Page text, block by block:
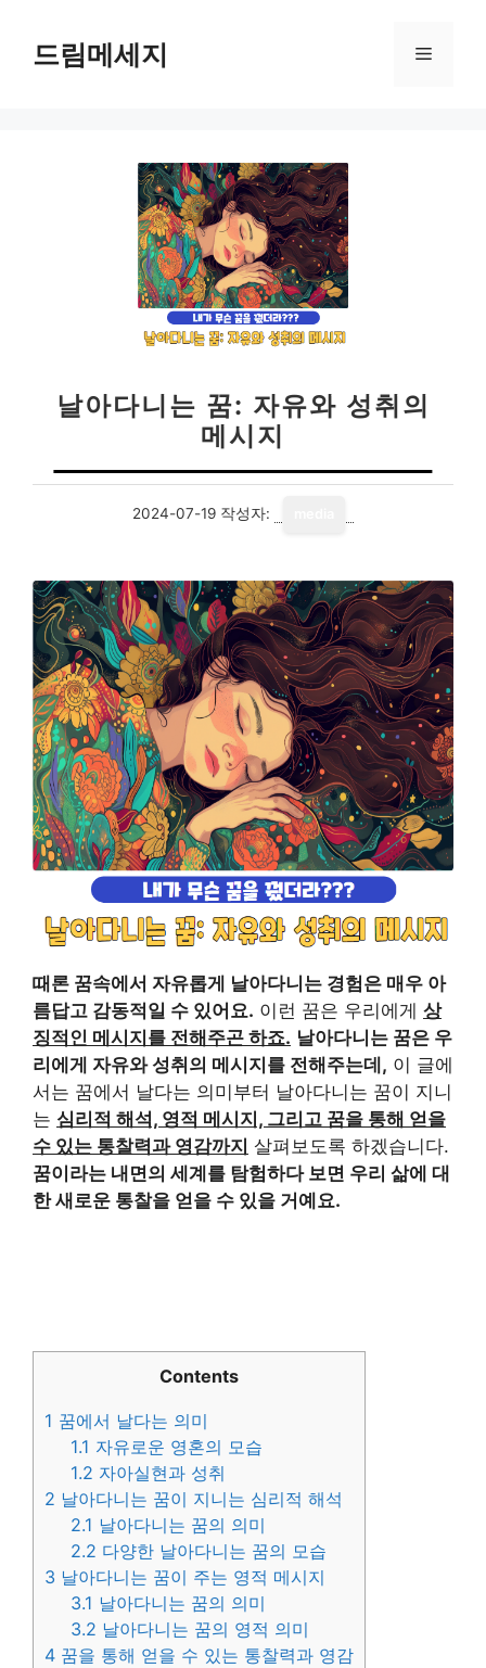
드림메세지 메
날아다니는 꿈: 자유와 성취의
메시지
2024-07-19 작성자:
때론 꿈속에서 자유롭게 날아다니는 경험은 매우 아
름답고 감동적일 수 있어요. 이런 꿈은 우리에게 상
징적인 메시지를 전해주곤 하죠. 날아다니는 꿈은 우
리에게 자유와 성취의 메시지를 전해주는데, 이 글에
서는 꿈에서 날다는 의미부터 날아다니는 꿈이 지니
는 심리적 해석, 영적 메시지, 그리고 꿈을 통해 얻을
수 있는 통찰력과 영감까지 살펴보도록 하겠습니다.
꿈이라는 내면의 세계를 탐험하다 보면 우리 삶에 대
한 새로운 통찰을 얻을 수 있을 거예요.
Contents
1 꿈에서 날다는 의미
1.1 자유로운 영혼의 모습
1.2 자아실현과 성취
2 날아다니는 꿈이 지니는 심리적 해석
2.1 날아다니는 꿈의 의미
2.2 다양한 날아다니는 꿈의 모습
3 날아다니는 꿈이 주는 영적 메시지
3.1 날아다니는 꿈의 의미
3.2 날아다니는 꿈의 영적 의미
4 꿈을 통해 얻을 수 있는 통찰력과 영감